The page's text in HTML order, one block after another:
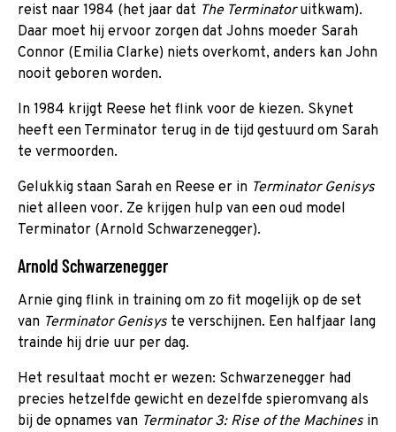
reist naar 1984 (het jaar dat The Terminatoruitkwam).
Daar moet hij ervoor zorgen dat Johns moeder Sarah
Connor (Emilia Clarke) niets overkomt, anders kan John
nooit geboren worden.
In 1984 krijgt Reese het flink voor de kiezen. Skynet
heeft een Terminator terug in de tijd gestuurd om Sarah
te vermoorden.
Gelukkig staan Sarah en Reese er in Terminator Genisys
niet alleen voor. Ze krijgen hulp van een oud model
Terminator (Arnold Schwarzenegger).
Arnold Schwarzenegger
Arnie ging flink in training om zo fit mogelijk op de set
van Terminator Genisys te verschijnen. Een halfjaar lang
trainde hij drie uur per dag.
Het resultaat mocht er wezen: Schwarzenegger had
precies hetzelfde gewicht en dezelfde spieromvang als
bij de opnames van Terminator 3: Rise of the Machines in